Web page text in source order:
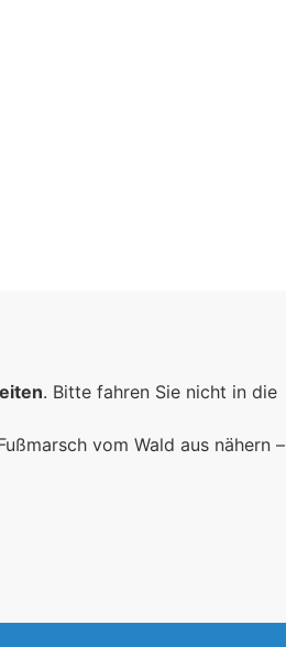
. Bitte fahren Sie nicht in die
vom Wald aus nähern –